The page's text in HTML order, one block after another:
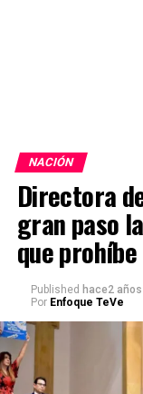
NACIÓN
Directora
gran paso
que
Published hace2 años
Por Enfoque TeVe